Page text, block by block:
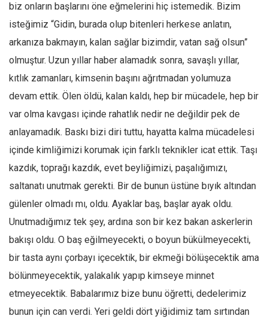
Leyla Şerif Emin
Selçuk Türkyılmaz
Amina S. Jenenkovic
Bağdagül Öz
Esra Elönü
» Yazar arşivi
Bu Sayı
Kategoriler
Kültür Sanat
Kitap
Karisi kitap sualleri
7 soruda bu hafta
Ekonomi
biz onların başlarını öne eğmelerini hiç istemedik. Bizim
isteğimiz “Gidin, burada olup bitenleri herkese anlatın,
arkanıza bakmayın, kalan sağlar bizimdir, vatan sağ olsun”
olmuştur. Uzun yıllar haber alamadık sonra, savaşlı yıllar,
kıtlık zamanları, kimsenin başını ağrıtmadan yolumuza
devam ettik. Ölen öldü, kalan kaldı, hep bir mücadele, hep bir
var olma kavgası içinde rahatlık nedir ne değildir pek de
anlayamadık. Baskı bizi diri tuttu, hayatta kalma mücadelesi
içinde kimliğimizi korumak için farklı teknikler icat ettik. Taşı
kazdık, toprağı kazdık, evet beyliğimizi, paşalığımızı,
saltanatı unutmak gerekti. Bir de bunun üstüne bıyık altından
gülenler olmadı mı, oldu. Ayaklar baş, başlar ayak oldu.
Unutmadığımız tek şey, ardına son bir kez bakan askerlerin
bakışı oldu. O baş eğilmeyecekti, o boyun bükülmeyecekti,
bir tasta aynı çorbayı içecektik, bir ekmeği bölüşecektik ama
bölünmeyecektik, yalakalık yapıp kimseye minnet
etmeyecektik. Babalarımız bize bunu öğretti, dedelerimiz
bunun için can verdi. Yeri geldi dört yiğidimiz tam sırtından